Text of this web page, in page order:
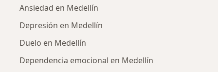
Ansiedad en Medellín
Depresión en Medellín
Duelo en Medellín
Dependencia emocional en Medellín